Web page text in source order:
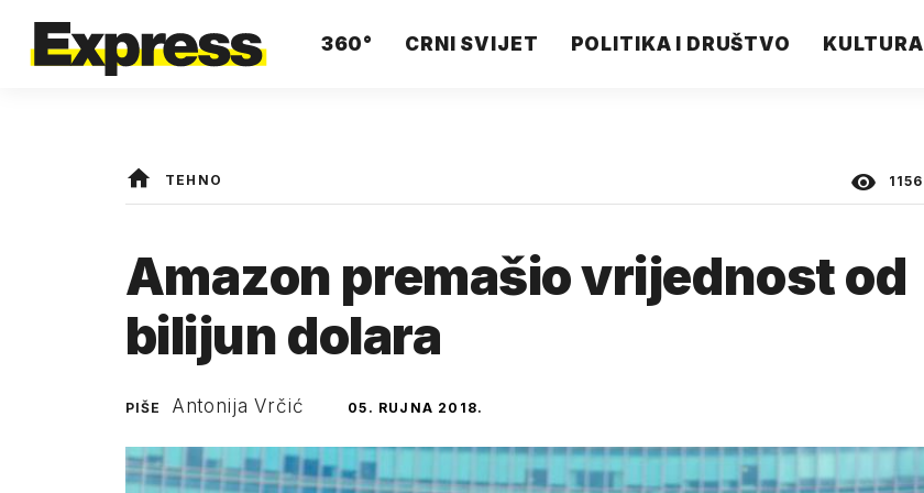
360° CRNI SVIJET POLITIKA I DRUŠTVO KULTURA
TEHNO 1156
Amazon premašio vrijednost od
bilijun dolara
PIŠE Antonija Vrčić 05. RUJNA 2018.